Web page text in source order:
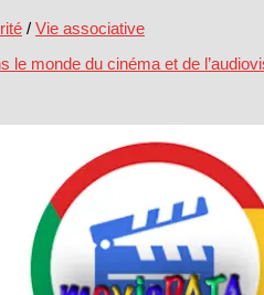
/ Vie associative
le monde du cinéma et de